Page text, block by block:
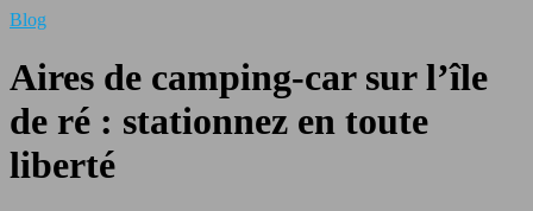
Blog
Aires de camping-car sur l’île
de ré : stationnez en toute
liberté